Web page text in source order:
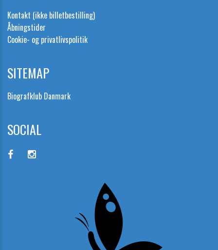
Kontakt (ikke billetbestilling)
Åbningstider
Cookie- og privatlivspolitik
SITEMAP
Biografklub Danmark
SOCIAL